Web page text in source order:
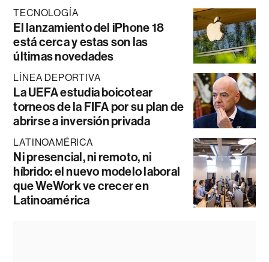
TECNOLOGÍA
El lanzamiento del iPhone 18
está cerca y estas son las
últimas novedades
LÍNEA DEPORTIVA
La UEFA estudia boicotear
torneos de la FIFA por su plan de
abrirse a inversión privada
LATINOAMÉRICA
Ni presencial, ni remoto, ni
híbrido: el nuevo modelo laboral
que WeWork ve crecer en
Latinoamérica